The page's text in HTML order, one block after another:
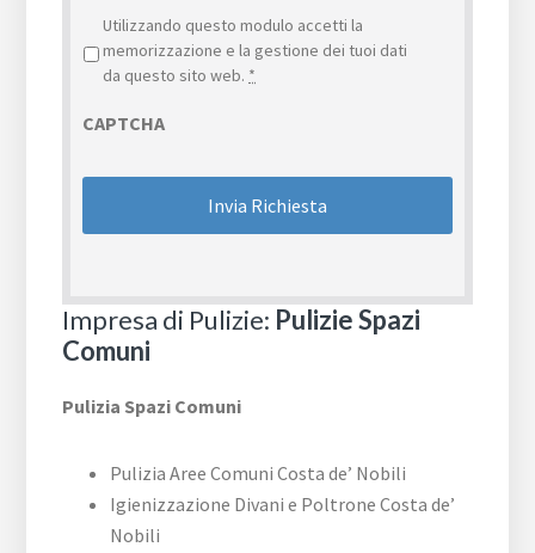
Privacy *
Utilizzando questo modulo accetti la
memorizzazione e la gestione dei tuoi dati
da questo sito web. *
CAPTCHA
Impresa di Pulizie: Pulizie Spazi
Comuni
Pulizia Spazi Comuni
Pulizia Aree Comuni Costa de’ Nobili
Igienizzazione Divani e Poltrone Costa de’
Nobili